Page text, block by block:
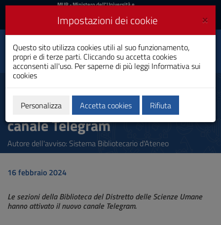
Vai
al
navigazione
del
sito
Vai
Footer
MIUR
Accedi
MUR- Ministero dell'Università e
Accedi UniCA News
Toggle
navigation
Università degli
Studi di Cagliari
Biblioteca del Distretto delle
Scienze Umane: attivazione
canale Telegram
Autore dell'avviso: Sistema Bibliotecario d'Ateneo
16 febbraio 2024
Le sezioni della Biblioteca del Distretto delle Scienze Umane
hanno attivato il nuovo canale Telegram.
×
Impostazioni dei cookie
Questo sito utilizza cookies utili al suo funzionamento,
propri e di terze parti. Cliccando su accetta cookies
acconsenti all'uso. Per saperne di più leggi Informativa sui
cookies
Personalizza Accetta cookies Rifiuta